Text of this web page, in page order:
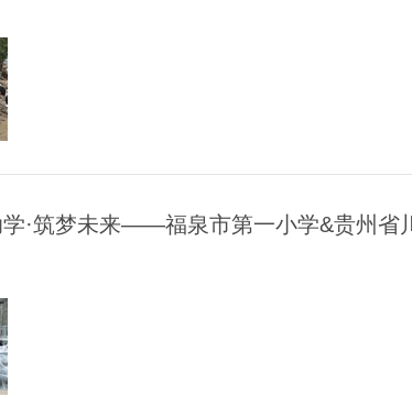
学·筑梦未来——福泉市第一小学&贵州省